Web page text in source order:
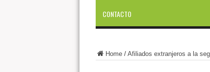
CONTACTO
Home/ Afiliados extranjeros a la